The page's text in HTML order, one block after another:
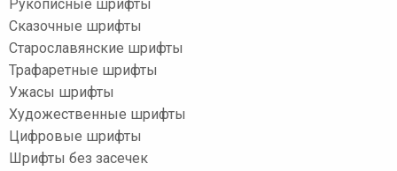
Рукописные шрифты
Сказочные шрифты
Старославянские шрифты
Трафаретные шрифты
Ужасы шрифты
Художественные шрифты
Цифровые шрифты
Шрифты без засечек